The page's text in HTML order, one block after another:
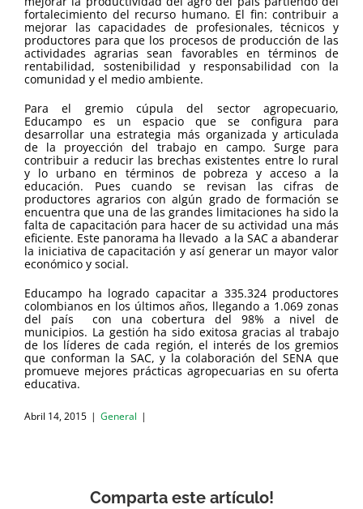
fortalecimiento del recurso humano. El fin: contribuir a
mejorar las capacidades de profesionales, técnicos y
productores para que los procesos de producción de las
actividades agrarias sean favorables en términos de
rentabilidad, sostenibilidad y responsabilidad con la
comunidad y el medio ambiente.
Para el gremio cúpula del sector agropecuario,
Educampo es un espacio que se configura para
desarrollar una estrategia más organizada y articulada
de la proyección del trabajo en campo. Surge para
contribuir a reducir las brechas existentes entre lo rural
y lo urbano en términos de pobreza y acceso a la
educación. Pues cuando se revisan las cifras de
productores agrarios con algún grado de formación se
encuentra que una de las grandes limitaciones ha sido la
falta de capacitación para hacer de su actividad una más
eficiente. Este panorama ha llevado a la SAC a abanderar
la iniciativa de capacitación y así generar un mayor valor
económico y social.
Educampo ha logrado capacitar a 335.324 productores
colombianos en los últimos años, llegando a 1.069 zonas
del país con una cobertura del 98% a nivel de
municipios. La gestión ha sido exitosa gracias al trabajo
de los líderes de cada región, el interés de los gremios
que conforman la SAC, y la colaboración del SENA que
promueve mejores prácticas agropecuarias en su oferta
educativa.
exitosa
gracias
al
trabajo
de
los
líderes
cada
región,
el
interés
de
los
gremios
que
conforman
la
SAC,
y
la
del
SENA
que
promueve
mejores
prácticas
agropecuarias
en
oferta
educativa.
Abril 14, 2015 | General |
Comparta este artículo!